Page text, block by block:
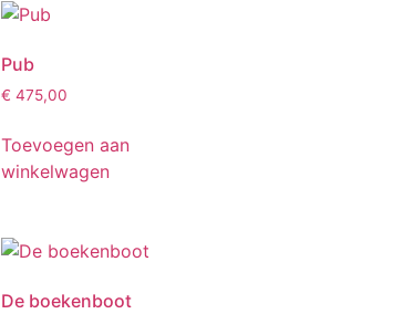
Pub
€ 475,00
Toevoegen aan
winkelwagen
De boekenboot